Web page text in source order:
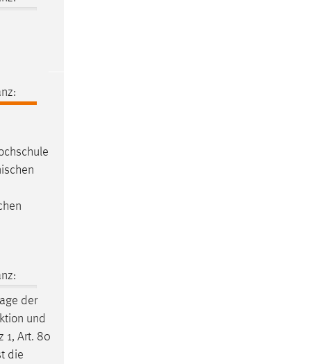
der
und
1, Art. 80
die